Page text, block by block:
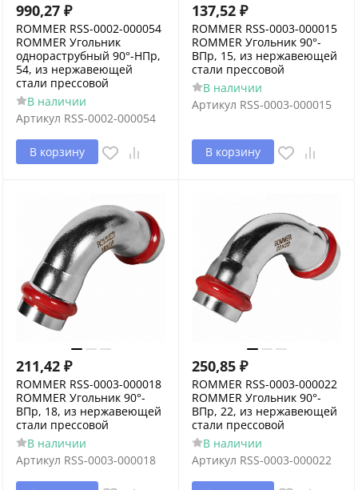
990,27 ₽
ROMMER RSS-0002-000054
ROMMER Угольник
однораструбный 90°-НПр,
54, из нержавеющей
стали прессовой
В наличии
Артикул RSS-0002-000054
В корзину
137,52 ₽
ROMMER RSS-0003-000015
ROMMER Угольник 90°-
ВПр, 15, из нержавеющей
стали прессовой
В наличии
Артикул RSS-0003-000015
В корзину
211,42 ₽
ROMMER RSS-0003-000018
ROMMER Угольник 90°-
ВПр, 18, из нержавеющей
стали прессовой
В наличии
Артикул RSS-0003-000018
250,85 ₽
ROMMER RSS-0003-000022
ROMMER Угольник 90°-
ВПр, 22, из нержавеющей
стали прессовой
В наличии
Артикул RSS-0003-000022